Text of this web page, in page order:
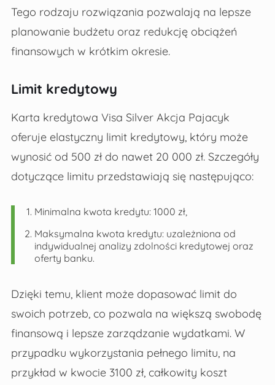
Tego rodzaju rozwiązania pozwalają na lepsze
planowanie budżetu oraz redukcję obciążeń
finansowych w krótkim okresie.
Limit kredytowy
Karta kredytowa Visa Silver Akcja Pajacyk
oferuje elastyczny limit kredytowy, który może
wynosić od 500 zł do nawet 20 000 zł. Szczegóły
dotyczące limitu przedstawiają się następująco:
Minimalna kwota kredytu: 1000 zł,
Maksymalna kwota kredytu: uzależniona od
indywidualnej analizy zdolności kredytowej oraz
oferty banku.
Dzięki temu, klient może dopasować limit do
swoich potrzeb, co pozwala na większą swobodę
finansową i lepsze zarządzanie wydatkami. W
przypadku wykorzystania pełnego limitu, na
przykład w kwocie 3100 zł, całkowity koszt